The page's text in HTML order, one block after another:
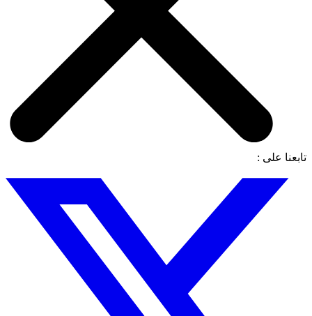
تابعنا على :